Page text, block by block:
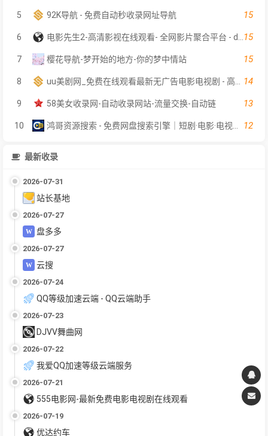
5 92K导航 - 免费自动秒收录网址导航 15
6 15
7 樱花导航-梦开始的地方-你的梦中情站 15
8 14
9 58美女收录网-自动收录网站-流量交换-自动链 13
10 12
最新收录
2026-07-31
站长基地
2026-07-27
盘多多
2026-07-27
云搜
2026-07-24
QQ等级加速云端 - QQ云端助手
2026-07-23
DJVV舞曲网
2026-07-22
我爱QQ加速等级云端服务
2026-07-21
555电影网-最新免费电影电视剧在线观看
2026-07-19
优达约车